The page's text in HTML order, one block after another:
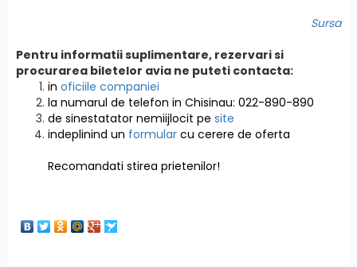
Sursa
Pentru informatii suplimentare, rezervari si
procurarea biletelor avia ne puteti contacta:
in oficiile companiei
la numarul de telefon in Chisinau: 022-890-890
de sinestatator nemiijlocit pe site
indeplinind un formular cu cerere de oferta
Recomandati stirea prietenilor!